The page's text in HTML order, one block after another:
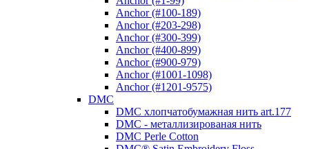
Anchor (#100-189)
Anchor (#203-298)
Anchor (#300-399)
Anchor (#400-899)
Anchor (#900-979)
Anchor (#1001-1098)
Anchor (#1201-9575)
DMC
DMC хлопчатобумажная нить art.177
DMC - металлизированая нить
DMC Perle Cotton